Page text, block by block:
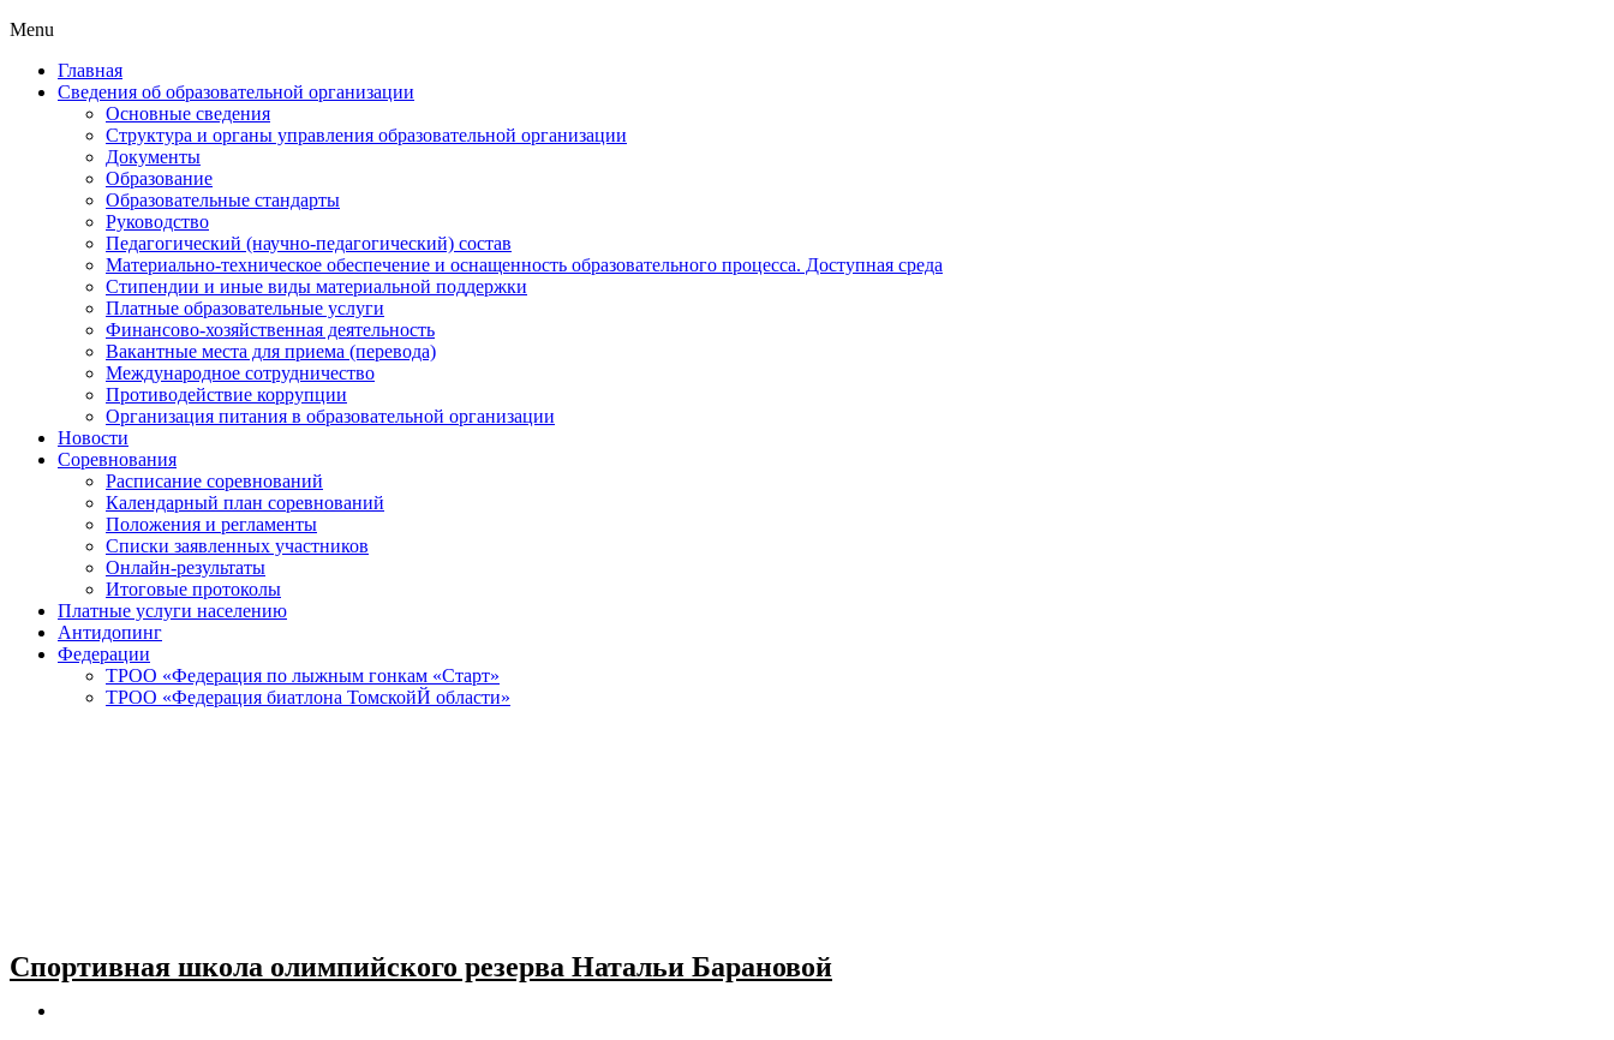
Menu
Главная
Сведения об образовательной организации
Основные сведения
Структура и органы управления образовательной организации
Документы
Образование
Образовательные стандарты
Руководство
Педагогический (научно-педагогический) состав
Материально-техническое обеспечение и оснащенность образовательного процесса. Доступная среда
Стипендии и иные виды материальной поддержки
Платные образовательные услуги
Финансово-хозяйственная деятельность
Вакантные места для приема (перевода)
Международное сотрудничество
Противодействие коррупции
Организация питания в образовательной организации
Новости
Соревнования
Расписание соревнований
Календарный план соревнований
Положения и регламенты
Списки заявленных участников
Онлайн-результаты
Итоговые протоколы
Платные услуги населению
Антидопинг
Федерации
ТРОО «Федерация по лыжным гонкам «Старт»
ТРОО «Федерация биатлона ТомскойЙ области»
Спортивная школа олимпийского резерва Натальи Барановой